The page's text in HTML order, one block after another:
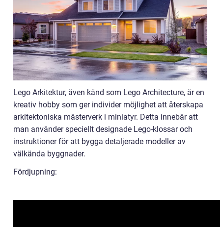
Lego Arkitektur, även känd som Lego Architecture, är en
kreativ hobby som ger individer möjlighet att återskapa
arkitektoniska mästerverk i miniatyr. Detta innebär att
man använder speciellt designade Lego-klossar och
instruktioner för att bygga detaljerade modeller av
välkända byggnader.
Fördjupning: